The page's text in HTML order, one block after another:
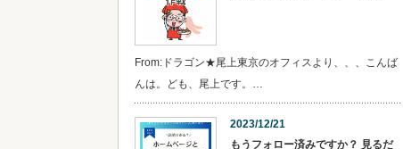
From:ドラゴン★尾上東京のオフィスより、、、こんば
んは。ども、尾上です。…
2023/12/21
​​もうフォロー済みですか？ 見るだ